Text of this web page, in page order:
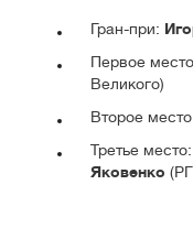
Гран-при:
Первое
Великого)
Второе
Третье место:
Яковенко